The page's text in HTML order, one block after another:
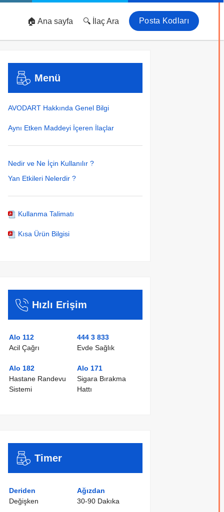
Posta Kodları
🔍 İlaç Ara
🏠 Ana sayfa
Menü
AVODART Hakkında Genel Bilgi
Aynı Etken Maddeyi İçeren İlaçlar
Nedir ve Ne İçin Kullanılır ?
Yan Etkileri Nelerdir ?
Kullanma Talimatı
Kısa Ürün Bilgisi
Hızlı Erişim
Alo 112
Acil Çağrı
444 3 833
Evde Sağlık
Alo 182
Hastane Randevu
Sistemi
Alo 171
Sigara Bırakma
Hattı
Timer
Deriden
Değişken
Ağızdan
30-90 Dakıka